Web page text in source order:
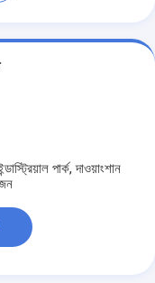
পার্ক, দাওয়াংশান